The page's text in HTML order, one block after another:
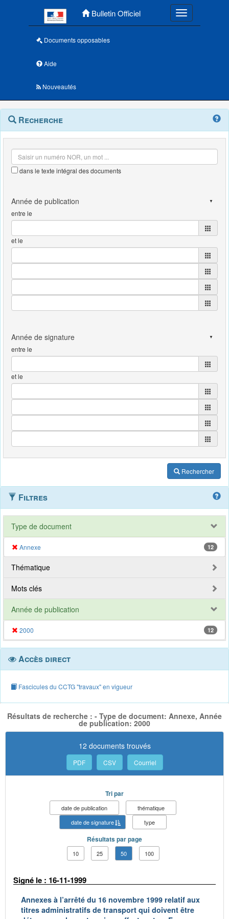
Bulletin Officiel Toggle
Documents opposables
Aide
Nouveautés
Navigation
outils
Menu
contextuel
Recherche
dans le texte intégral des documents
entre le
et le
entre le
et le
Rechercher
Filtres
Type de document
Annexe 12
Thématique
Mots clés
Année de publication
2000 12
Accès direct
Fascicules du CCTG "travaux" en vigueur
Résultats de recherche : - Type de document: Annexe, Année
de publication: 2000
12 documents trouvés
PDF CSV Courriel
Tri par
date de publication
thématique
date de signature
type
Résultats par page
10 25 50 100
Signé le : 16-11-1999
Annexes à l’arrêté du 16 novembre 1999 relatif aux
titres administratifs de transport qui doivent être